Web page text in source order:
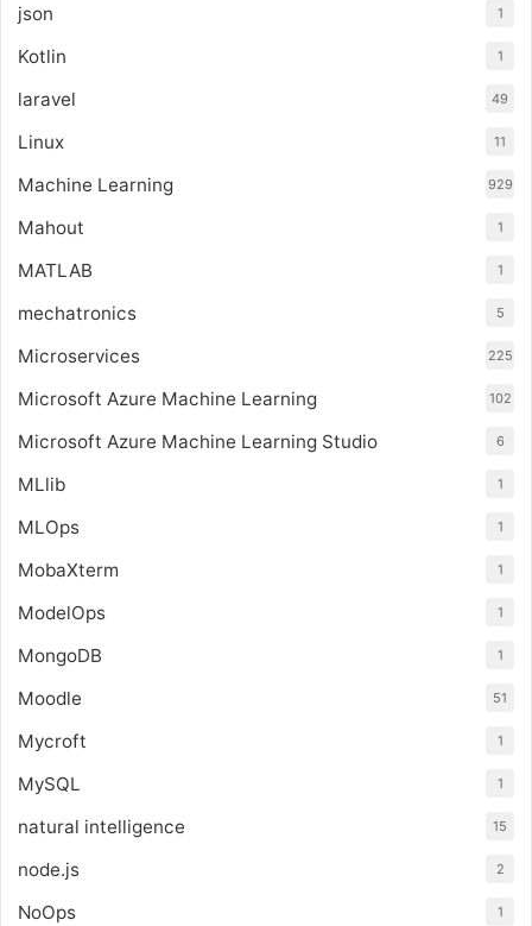
json 1
Kotlin 1
laravel 49
Linux 11
Machine Learning 929
Mahout 1
MATLAB 1
mechatronics 5
Microservices 225
Microsoft Azure Machine Learning 102
Microsoft Azure Machine Learning Studio 6
MLlib 1
MLOps 1
MobaXterm 1
ModelOps 1
MongoDB 1
Moodle 51
Mycroft 1
MySQL 1
natural intelligence 15
node.js 2
NoOps 1